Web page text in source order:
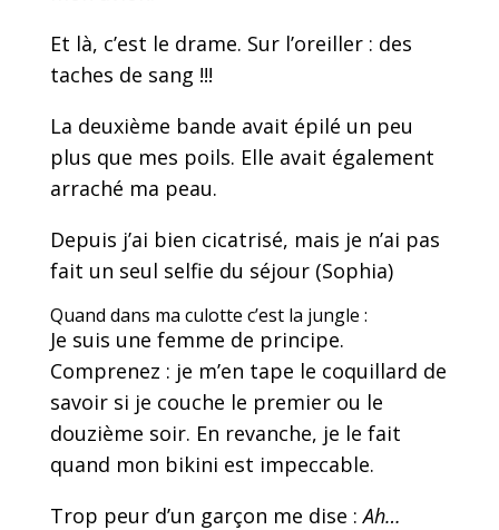
Et là, c’est le drame. Sur l’oreiller : des
taches de sang !!!
La deuxième bande avait épilé un peu
plus que mes poils. Elle avait également
arraché ma peau.
Depuis j’ai bien cicatrisé, mais je n’ai pas
fait un seul selfie du séjour (Sophia)
Quand dans ma culotte c’est la jungle :
Je suis une femme de principe.
Comprenez : je m’en tape le coquillard de
savoir si je couche le premier ou le
douzième soir. En revanche, je le fait
quand mon bikini est impeccable.
Trop peur d’un garçon me dise :Ah…